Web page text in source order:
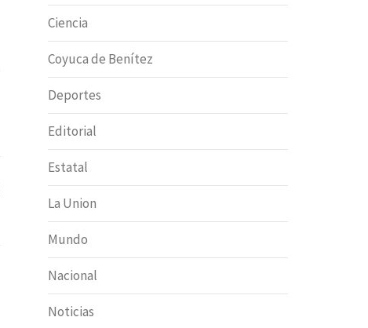
Ciencia
Coyuca de Benítez
Deportes
Editorial
Estatal
La Union
Mundo
Nacional
Noticias